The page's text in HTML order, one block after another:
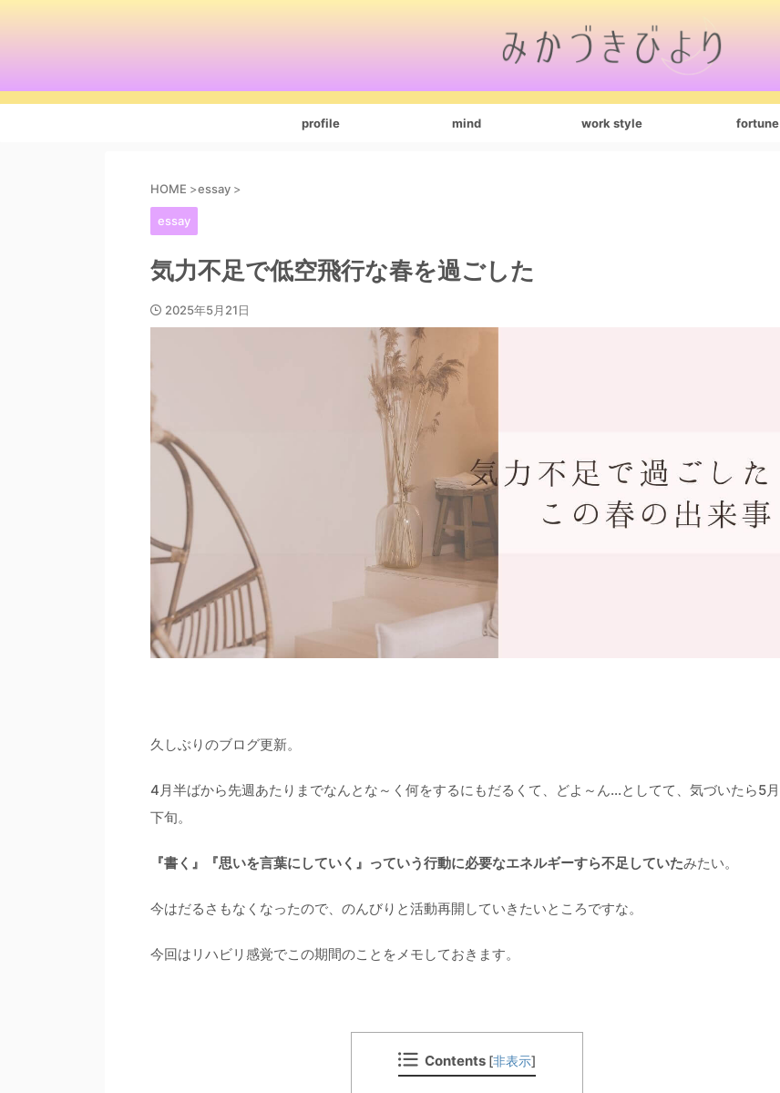
profile mind work style fortune
HOME >essay >
essay
気力不足で低空飛行な春を過ごした
2025年5月21日
久しぶりのブログ更新。
4月半ばから先週あたりまでなんとな～く何をするにもだるくて、どよ～ん…としてて、気づいたら5月
下旬。
『書く』『思いを言葉にしていく』っていう行動に必要なエネルギーすら不足していたみたい。
今はだるさもなくなったので、のんびりと活動再開していきたいところですな。
今回はリハビリ感覚でこの期間のことをメモしておきます。
Contents [非表示]